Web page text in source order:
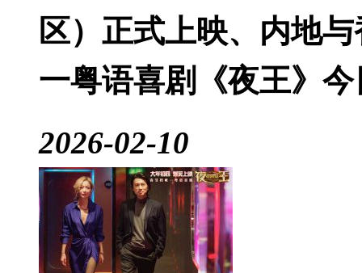
区）正式上映、内地
一粤语喜剧《夜王》
2026-02-10